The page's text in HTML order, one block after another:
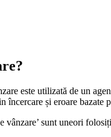
este utilizată de un
încercare și eroare bazate
vânzare’ sunt uneori